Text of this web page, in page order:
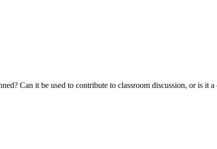
Can it be used to contribute to classroom discussion, or is it